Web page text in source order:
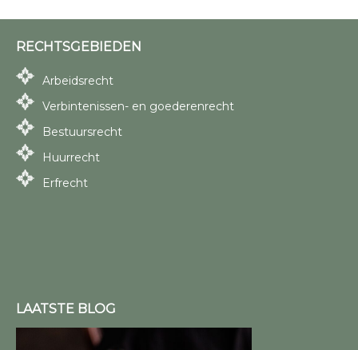
RECHTSGEBIEDEN
Arbeidsrecht
Verbintenissen- en goederenrecht
Bestuursrecht
Huurrecht
Erfrecht
LAATSTE BLOG